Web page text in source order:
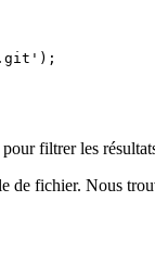
filtrer les
de fichier. Nous